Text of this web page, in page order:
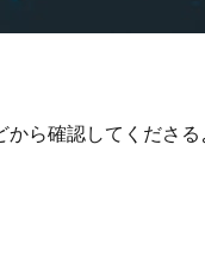
ら確認してくださ